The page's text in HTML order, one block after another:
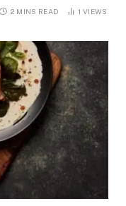
2 MINS READ 1VIEWS